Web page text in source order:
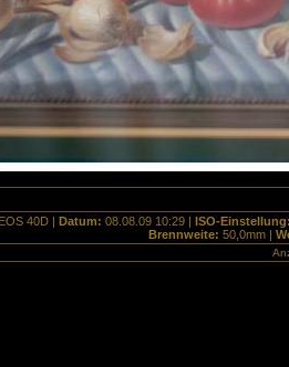
40D | Datum: 08.08.09 10:29 | ISO-
Brennweite: 50,0mm |